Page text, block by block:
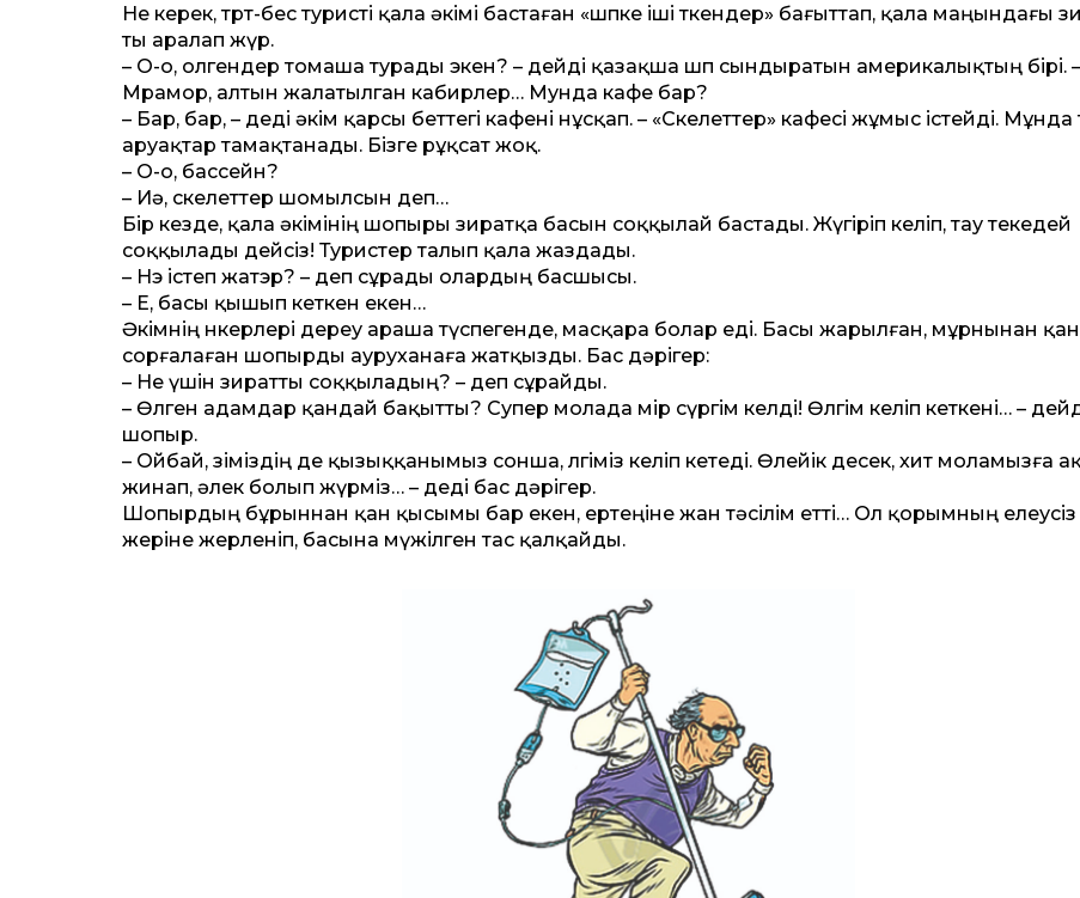
Не керек, төрт-бес туристі қала әкімі бастаған «шөпке іші өткендер» бағыт­тап, қала маңындағы
ты аралап жүр.
– О-о, олгендер томаша турады экен? – дейді қазақша шөп сындыратын америкалықтың бірі. –
Мрамор, алтын жалатылган кабирлер… Мунда кафе бар?
– Бар, бар, – деді әкім қарсы бет­тегі кафені нұсқап. – «Скелет­тер» кафесі жұмыс істейді. Мұнда
аруақтар тамақтанады. Бізге рұқсат жоқ.
– О-о, бассейн?
– Иә, скелет­тер шомылсын деп…
Бір кез­де, қала әкімінің шопыры зиратқа басын соққылай бастады. Жүгіріп келіп, тау текедей
соққылады дейсіз! Туристер талып қала жаздады.
– Нэ істеп жатэр? – деп сұрады олардың басшысы.
– Е, басы қышып кеткен екен…
Әкімнің нөкерлері дереу араша түспегенде, масқара болар еді. Басы жарылған, мұрнынан қан
сорғалаған шопырды ауруханаға жатқызды. Бас дәрігер:
– Не үшін зират­ты соққыладың? – деп сұрайды.
– Өлген адамдар қандай бақыт­ты? Супер молада өмір сүргім келді! Өлгім келіп кеткені… –
шопыр.
– Ойбай, өзіміздің де қызыққанымыз сонша, өлгіміз келіп кетеді. Өлейік десек, хит моламызға
жинап, әлек болып жүрміз… – деді бас дәрігер.
Шопырдың бұрыннан қан қысымы бар екен, ертеңіне жан тәсілім ет­ті… Ол қорымның елеусіз
жеріне жерленіп, басына мүжілген тас қалқайды.